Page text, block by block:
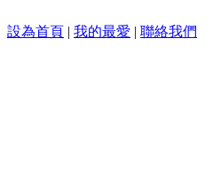
設為首頁 | 我的最愛 | 聯絡我們